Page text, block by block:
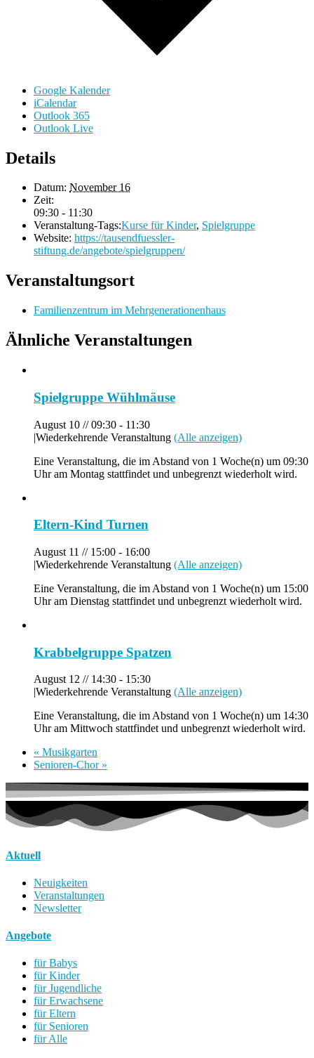
Google Kalender
iCalendar
Outlook 365
Outlook Live
Details
Datum: November 16
Zeit:
09:30 - 11:30
Veranstaltung-Tags:Kurse für Kinder, Spielgruppe
Website: https://tausendfuessler-
stiftung.de/angebote/spielgruppen/
Veranstaltungsort
Familienzentrum im Mehrgenerationenhaus
Ähnliche Veranstaltungen
Spielgruppe Wühlmäuse
August 10 // 09:30 - 11:30
|Wiederkehrende Veranstaltung (Alle anzeigen)
Eine Veranstaltung, die im Abstand von 1 Woche(n) um 09:30
Uhr am Montag stattfindet und unbegrenzt wiederholt wird.
Eltern-Kind Turnen
August 11 // 15:00 - 16:00
|Wiederkehrende Veranstaltung (Alle anzeigen)
Eine Veranstaltung, die im Abstand von 1 Woche(n) um 15:00
Uhr am Dienstag stattfindet und unbegrenzt wiederholt wird.
Krabbelgruppe Spatzen
August 12 // 14:30 - 15:30
|Wiederkehrende Veranstaltung (Alle anzeigen)
Eine Veranstaltung, die im Abstand von 1 Woche(n) um 14:30
Uhr am Mittwoch stattfindet und unbegrenzt wiederholt wird.
« Musikgarten
Senioren-Chor »
Aktuell
Neuigkeiten
Veranstaltungen
Newsletter
Angebote
für Babys
für Kinder
für Jugendliche
für Erwachsene
für Eltern
für Senioren
für Alle